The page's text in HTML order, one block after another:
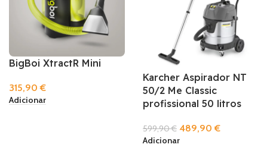
BigBoi XtractR Mini
315,90€
Adicionar
Karcher Aspirador NT
50/2 Me Classic
profissional 50 litros
599,90€ 489,90€
Adicionar